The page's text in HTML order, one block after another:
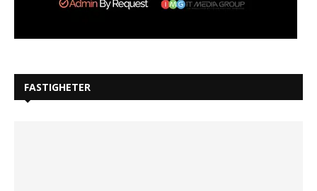
FASTIGHETER